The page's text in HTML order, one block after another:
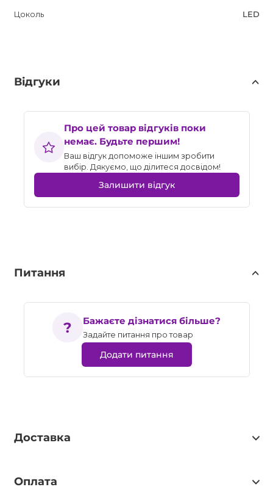
Цоколь LED
Відгуки
Про цей товар відгуків поки
немає. Будьте першим!
Ваш відгук допоможе іншим зробити
вибір. Дякуємо, що ділитеся досвідом!
Залишити відгук
Питання
Бажаєте дізнатися більше?
Задайте питання про товар
Додати питання
Доставка
Оплата